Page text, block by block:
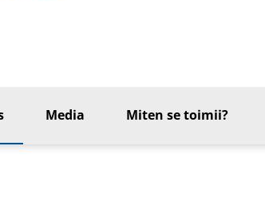
Media Miten se toimii?